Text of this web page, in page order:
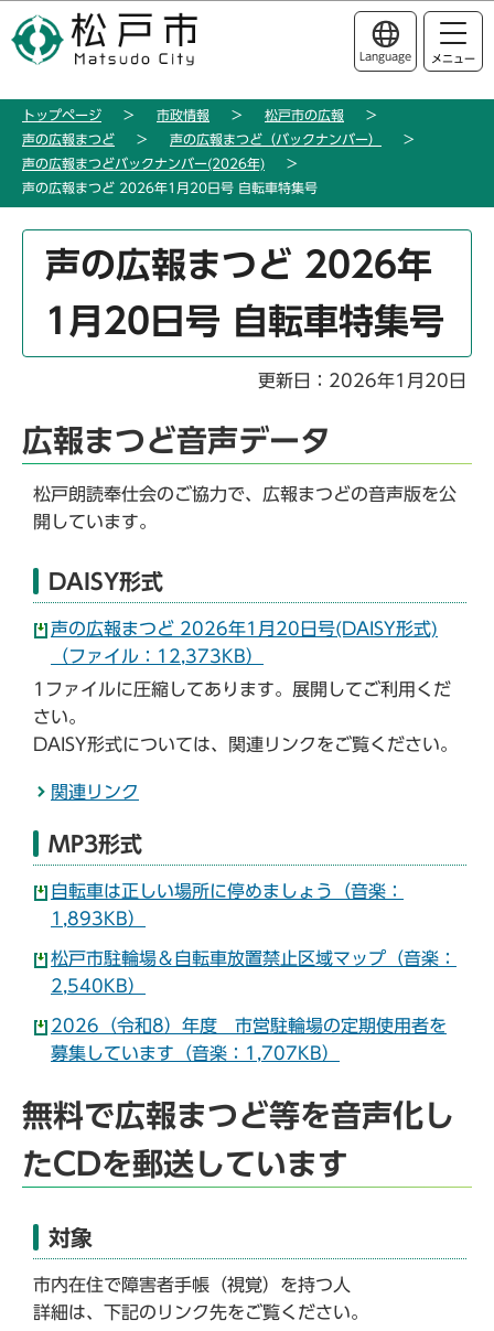
の
ー
頭
このページの本文へ移動
Language メニュー
トップページ 市政情報
松戸市の広報
声の広報まつど
声の広報まつど（バックナンバー）
声の広報まつどバックナンバー(2026年)
声の広報まつど 2026年1月20日号 自転車特集号
か
声の広報まつど 2026年
1月20日号 自転車特集号
更新日：2026年1月20日
広報まつど音声データ
松戸朗読奉仕会のご協力で、広報まつどの音声版を公
開しています。
DAISY形式
声の広報まつど 2026年1月20日号(DAISY形式)
（ファイル：12,373KB）
1ファイルに圧縮してあります。展開してご利用くだ
さい。
DAISY形式については、関連リンクをご覧ください。
関連リンク
MP3形式
自転車は正しい場所に停めましょう（音楽：
1,893KB）
松戸市駐輪場＆自転車放置禁止区域マップ（音楽：
2,540KB）
2026（令和8）年度 市営駐輪場の定期使用者を
募集しています（音楽：1,707KB）
無料で広報まつど等を音声化し
たCDを郵送しています
対象
市内在住で障害者手帳（視覚）を持つ人
詳細は、下記のリンク先をご覧ください。